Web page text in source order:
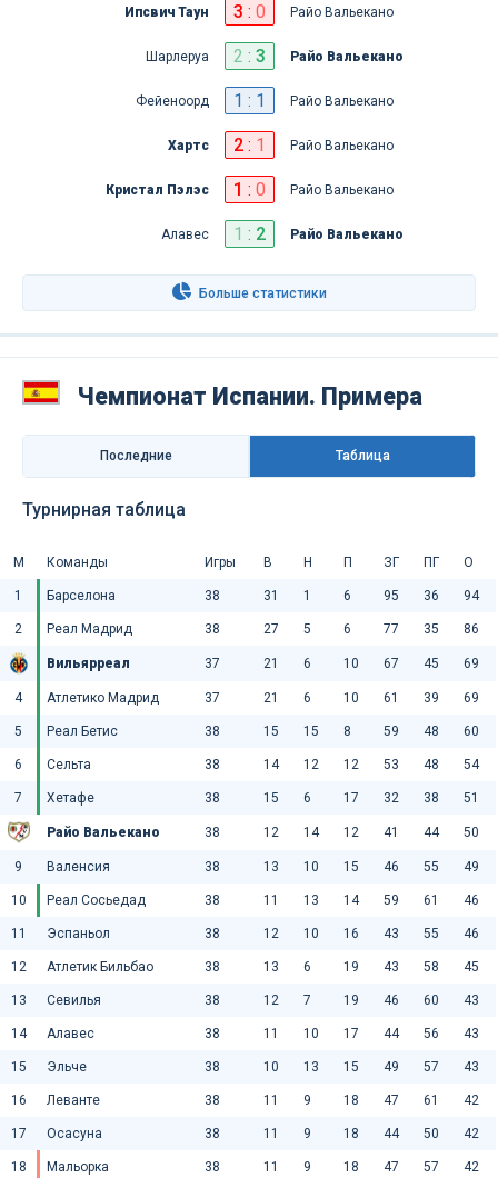
Ипсвич Таун 3 : 0 Райо Вальекано
Шарлеруа 2 : 3 Райо Вальекано
Фейеноорд 1 : 1 Райо Вальекано
Хартс 2: 1 Райо Вальекано
Кристал Пэлэс 1 : 0 Райо Вальекано
Алавес 1 : 2 Райо Вальекано
Больше статистики
Чемпионат Испании. Примера
Последниe Таблица
Турнирная таблица
М Команды Игры В Н П ЗГ ПГ О
1 Барселона 38 31 1 6 95 36 94
2 Реал Мадрид 38 27 5 6 77 35 86
Вильярреал 37 21 6 10 67 45 69
4 Атлетико Мадрид 37 21 6 10 61 39 69
5 Реал Бетис 38 15 15 8 59 48 60
6 Сельта 38 14 12 12 53 48 54
7 Хетафе 38 15 6 17 32 38 51
Райо Вальекано 38 12 14 12 41 44 50
9 Валенсия 38 13 10 15 46 55 49
10 Реал Сосьедад 38 11 13 14 59 61 46
11 Эспаньол 38 12 10 16 43 55 46
12 Атлетик Бильбао 38 13 6 19 43 58 45
13 Севилья 38 12 7 19 46 60 43
14 Алавес 38 11 10 17 44 56 43
15 Эльче 38 10 13 15 49 57 43
16 Леванте 38 11 9 18 47 61 42
17 Осасуна 38 11 9 18 44 50 42
18 Мальорка 38 11 9 18 47 57 42